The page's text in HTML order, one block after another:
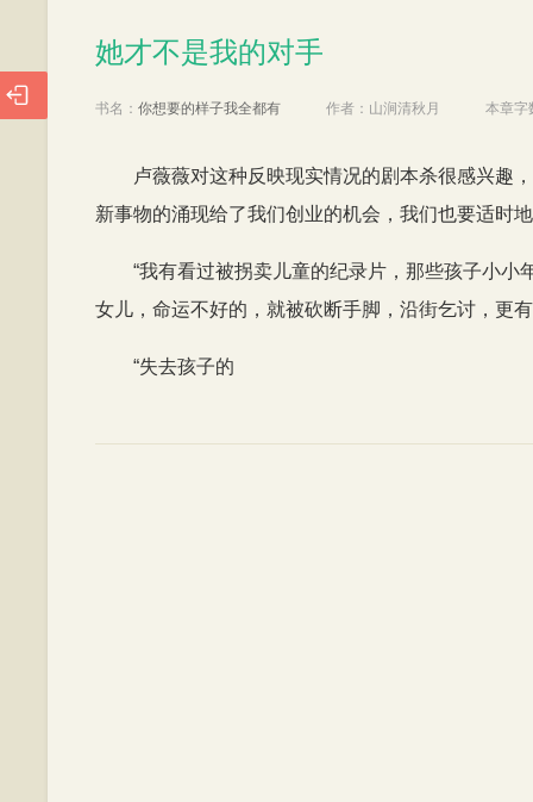
她才不是我的对手
书名： 你想要的样子我全都有 作者： 山涧清秋月 本章字
卢薇薇对这种反映现实情况的剧本杀很感兴趣
新事物的涌现给了我们创业的机会，我们也要适时
“我有看过被拐卖儿童的纪录片，那些孩子小
女儿，命运不好的，就被砍断手脚，沿街乞讨，更
“失去孩子的
